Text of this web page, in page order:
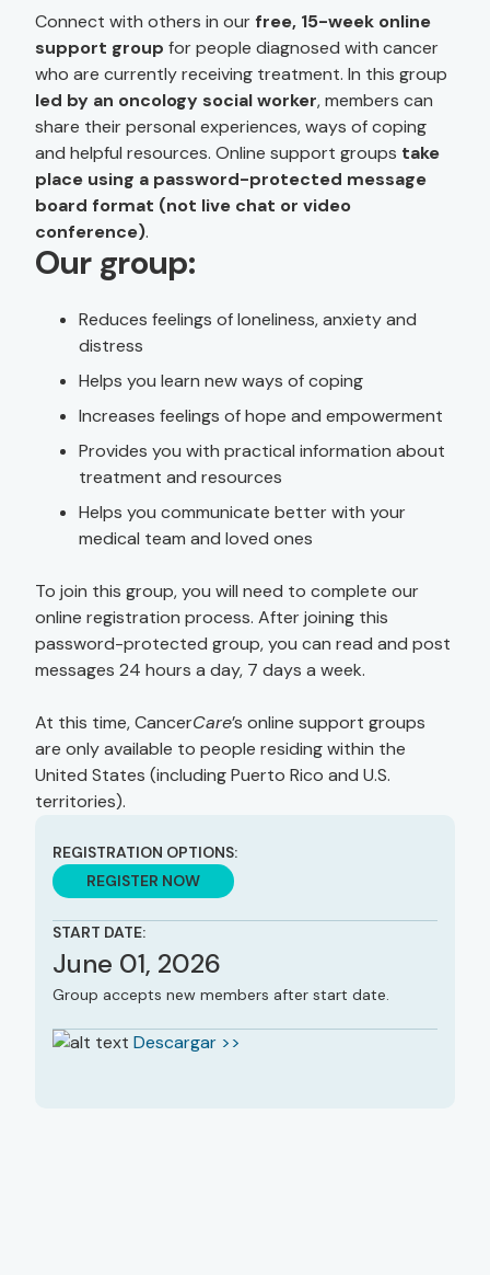
Connect with others in our free, 15-week online
support group for people diagnosed with cancer
who are currently receiving treatment. In this group
led by an oncology social worker, members can
share their personal experiences, ways of coping
and helpful resources. Online support groups take
place using a password-protected message
board format (not live chat or video
conference).
Our group:
Reduces feelings of loneliness, anxiety and
distress
Helps you learn new ways of coping
Increases feelings of hope and empowerment
Provides you with practical information about
treatment and resources
Helps you communicate better with your
medical team and loved ones
To join this group, you will need to complete our
online registration process. After joining this
password-protected group, you can read and post
messages 24 hours a day, 7 days a week.
At this time, CancerCare’s online support groups
are only available to people residing within the
United States (including Puerto Rico and U.S.
territories).
REGISTRATION OPTIONS:
REGISTER NOW
START DATE:
June 01, 2026
Group accepts new members after start date.
Descargar >>